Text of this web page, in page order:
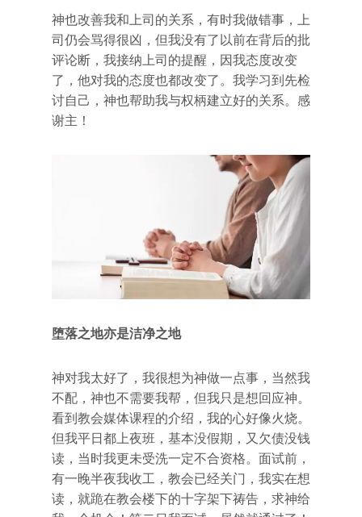
神也改善我和上司的关系，有时我做错事，上
司仍会骂得很凶，但我没有了以前在背后的批
评论断，我接纳上司的提醒，因我态度改变
了，他对我的态度也都改变了。我学习到先检
讨自己，神也帮助我与权柄建立好的关系。感
谢主！
堕落之地亦是洁净之地
神对我太好了，我很想为神做一点事，当然我
不配，神也不需要我帮，但我只是想回应神。
看到教会媒体课程的介绍，我的心好像火烧。
但我平日都上夜班，基本没假期，又欠债没钱
读，当时我更未受洗一定不合资格。面试前，
有一晚半夜我收工，教会已经关门，我实在想
读，就跪在教会楼下的十字架下祷告，求神给